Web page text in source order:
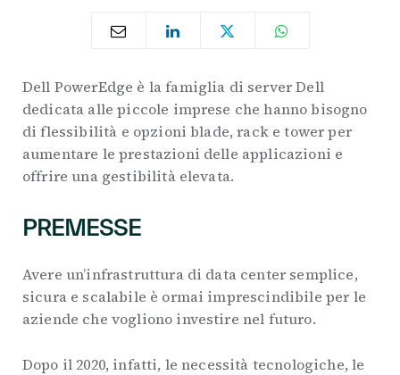
Dell PowerEdge è la famiglia di server Dell
dedicata alle piccole imprese che hanno bisogno
di flessibilità e opzioni blade, rack e tower per
aumentare le prestazioni delle applicazioni e
offrire una gestibilità elevata.
PREMESSE
Avere un’infrastruttura di data center semplice,
sicura e scalabile è ormai imprescindibile per le
aziende che vogliono investire nel futuro.
Dopo il 2020, infatti, le necessità tecnologiche, le